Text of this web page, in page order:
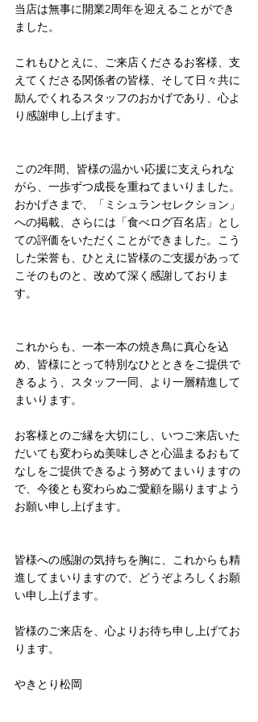
当店は無事に開業2周年を迎えることができ
ました。
これもひとえに、ご来店くださるお客様、支
えてくださる関係者の皆様、そして日々共に
励んでくれるスタッフのおかげであり、心よ
り感謝申し上げます。
この2年間、皆様の温かい応援に支えられな
がら、一歩ずつ成長を重ねてまいりました。
おかげさまで、「ミシュランセレクション」
への掲載、さらには「食べログ百名店」とし
ての評価をいただくことができました。こう
した栄誉も、ひとえに皆様のご支援があって
こそのものと、改めて深く感謝しておりま
す。
これからも、一本一本の焼き鳥に真心を込
め、皆様にとって特別なひとときをご提供で
きるよう、スタッフ一同、より一層精進して
まいります。
お客様とのご縁を大切にし、いつご来店いた
だいても変わらぬ美味しさと心温まるおもて
なしをご提供できるよう努めてまいりますの
で、今後とも変わらぬご愛顧を賜りますよう
お願い申し上げます。
皆様への感謝の気持ちを胸に、これからも精
進してまいりますので、どうぞよろしくお願
い申し上げます。
皆様のご来店を、心よりお待ち申し上げてお
ります。
やきとり松岡